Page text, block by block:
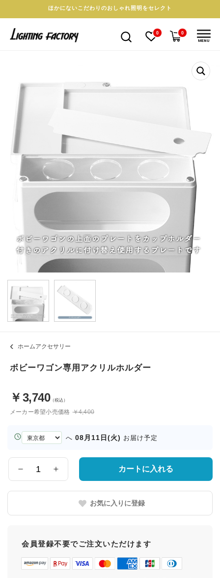
ほかにないこだわりのおしゃれ照明をセレクト
0 0
MENU
ホームアクセサリー
ボビーワゴン専用アクリルホルダー
￥ 3,740（税込）
メーカー希望小売価格 ￥4,400
お
届
県
へ 08月11日(火) お届け予定
量
カートに入れる
お気に入りに登録
会員登録不要でご注文いただけます